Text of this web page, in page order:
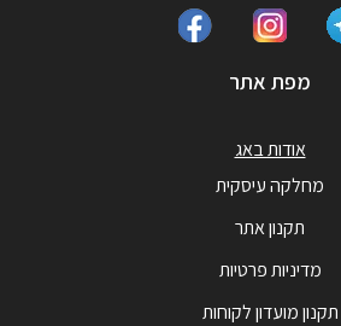
מפת אתר
אודות באג
מחלקה עיסקית
תקנון אתר
מדיניות פרטיות
תקנון מועדון לקוחות